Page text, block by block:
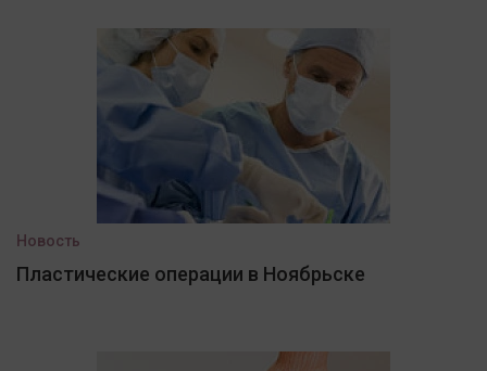
Новость
Пластические операции в Ноябрьске